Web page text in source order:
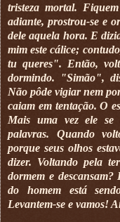
tristeza mortal.
adiante, prostrou-se e
dele aquela hora. E
mim este cálice;
tu queres". Então,
dormindo. "Simão",
Não pôde vigiar nem
caiam em tentação. O
Mais uma vez ele se
palavras. Quando
porque seus olhos
dizer. Voltando pela
dormem e
do homem está
Levantem-se e vamos!